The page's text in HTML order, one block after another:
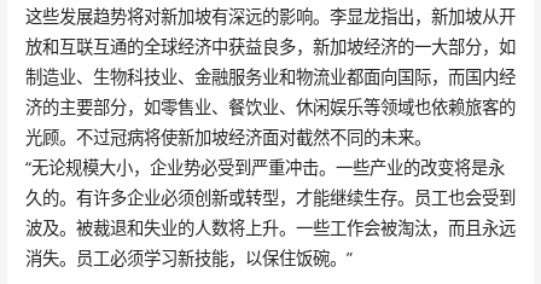
这些发展趋势将对新加坡有深远的影响。李显龙指出，新加坡从开
放和互联互通的全球经济中获益良多，新加坡经济的一大部分，如
制造业、生物科技业、金融服务业和物流业都面向国际，而国内经
济的主要部分，如零售业、餐饮业、休闲娱乐等领域也依赖旅客的
光顾。不过冠病将使新加坡经济面对截然不同的未来。
“无论规模大小，企业势必受到严重冲击。一些产业的改变将是永
久的。有许多企业必须创新或转型，才能继续生存。员工也会受到
波及。被裁退和失业的人数将上升。一些工作会被淘汰，而且永远
消失。员工必须学习新技能，以保住饭碗。”